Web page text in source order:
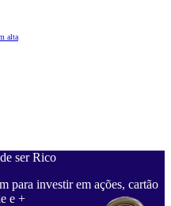
alta
ser Rico
para investir em ações, cartão
e +